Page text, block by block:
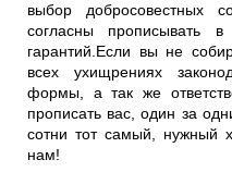
выбор добросовестных
согласны прописывать
гарантий.Если вы не
всех ухищрениях
формы, а так же
прописать вас, один за
сотни тот самый, нужный
нам!